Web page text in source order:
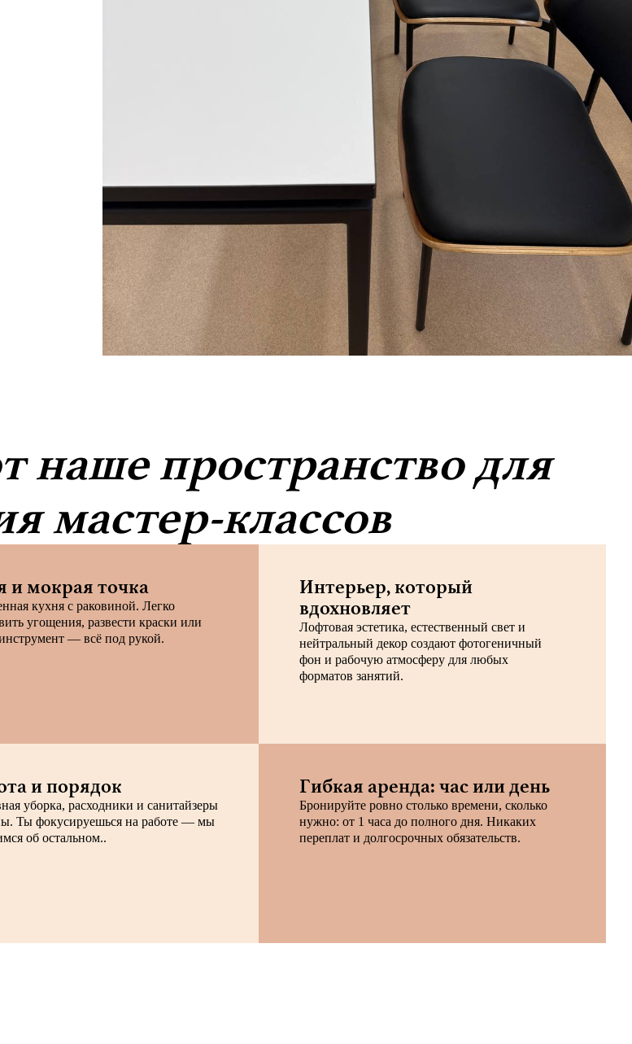
пространство для
мастер-классов
и мокрая точка
кухня с раковиной. Легко
угощения, развести краски или
— всё под рукой.
Интерьер, который
вдохновляет
Лофтовая эстетика, естественный свет и
нейтральный декор создают фотогеничный
фон и рабочую атмосферу для любых
форматов занятий.
и порядок
уборка, расходники и санитайзеры
Ты фокусируешься на работе — мы
об остальном..
Гибкая аренда: час или день
Бронируйте ровно столько времени, сколько
нужно: от 1 часа до полного дня. Никаких
переплат и долгосрочных обязательств.